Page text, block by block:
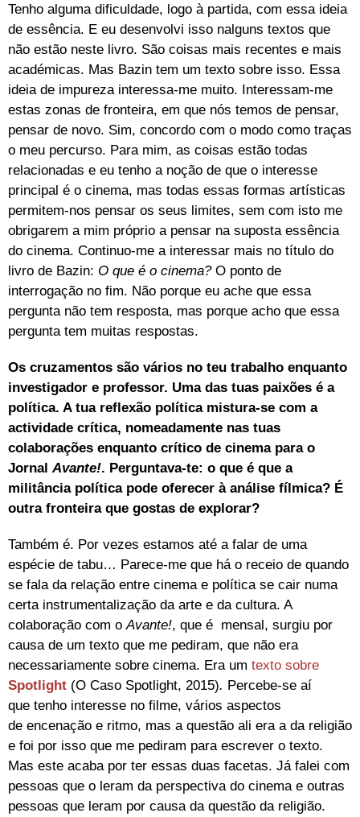
Tenho alguma dificuldade, logo à partida, com essa ideia
de essência. E eu desenvolvi isso nalguns textos que
não estão neste livro. São coisas mais recentes e mais
académicas. Mas Bazin tem um texto sobre isso. Essa
ideia de impureza interessa-me muito. Interessam-me
estas zonas de fronteira, em que nós temos de pensar,
pensar de novo. Sim, concordo com o modo como traças
o meu percurso. Para mim, as coisas estão todas
relacionadas e eu tenho a noção de que o interesse
principal é o cinema, mas todas essas formas artísticas
permitem-nos pensar os seus limites, sem com isto me
obrigarem a mim próprio a pensar na suposta essência
do cinema. Continuo-me a interessar mais no título do
livro de Bazin: O que é o cinema?O ponto de
interrogação no fim. Não porque eu ache que essa
pergunta não tem resposta, mas porque acho que essa
pergunta tem muitas respostas.
Os cruzamentos são vários no teu trabalho enquanto
investigador e professor. Uma das tuas paixões é a
política. A tua reflexão política mistura-se com a
actividade crítica, nomeadamente nas tuas
colaborações enquanto crítico de cinema para o
Jornal Avante!. Perguntava-te: o que é que a
militância política pode oferecer à análise fílmica? É
outra fronteira que gostas de explorar?
Também é. Por vezes estamos até a falar de uma
espécie de tabu… Parece-me que há o receio de quando
se fala da relação entre cinema e política se cair numa
certa instrumentalização da arte e da cultura. A
colaboração com o Avante!, que é mensal, surgiu por
causa de um texto que me pediram, que não era
necessariamente sobre cinema. Era um texto sobre
Spotlight (O Caso Spotlight, 2015). Percebe-se aí
que tenho interesse no filme, vários aspectos
de encenação e ritmo, mas a questão ali era a da religião
e foi por isso que me pediram para escrever o texto.
Mas este acaba por ter essas duas facetas. Já falei com
pessoas que o leram da perspectiva do cinema e outras
pessoas que leram por causa da questão da religião.